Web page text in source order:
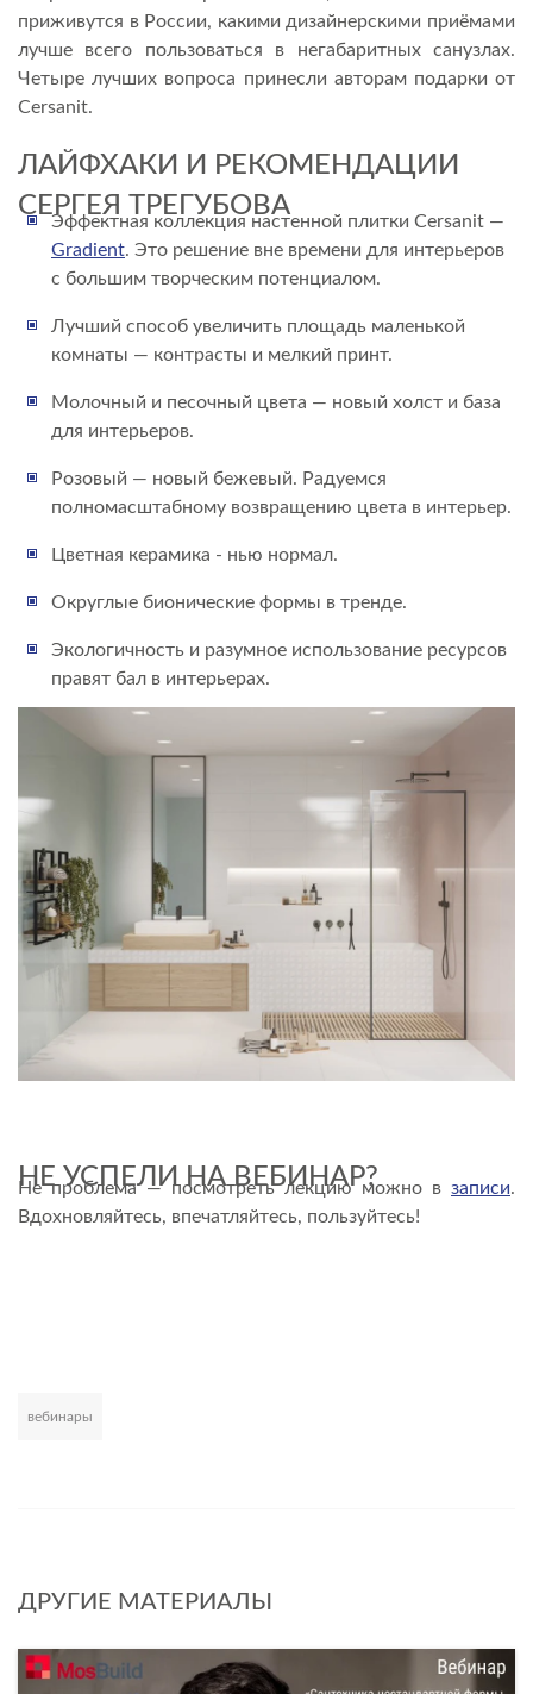
приживутся в России, какими дизайнерскими приёмами
лучше всего пользоваться в негабаритных санузлах.
Четыре лучших вопроса принесли авторам подарки от
Cersanit.
ЛАЙФХАКИ И РЕКОМЕНДАЦИИ
СЕРГЕЯ ТРЕГУБОВА
Эффектная коллекция настенной плитки Cersanit —
Gradient. Это решение вне времени для интерьеров
с большим творческим потенциалом.
Лучший способ увеличить площадь маленькой
комнаты — контрасты и мелкий принт.
Молочный и песочный цвета — новый холст и база
для интерьеров.
Розовый — новый бежевый. Радуемся
полномасштабному возвращению цвета в интерьер.
Цветная керамика - нью нормал.
Округлые бионические формы в тренде.
Экологичность и разумное использование ресурсов
правят бал в интерьерах.
НЕ УСПЕЛИ НА ВЕБИНАР?
Не проблема — посмотреть лекцию можно в записи.
Вдохновляйтесь, впечатляйтесь, пользуйтесь!
вебинары
ДРУГИЕ МАТЕРИАЛЫ